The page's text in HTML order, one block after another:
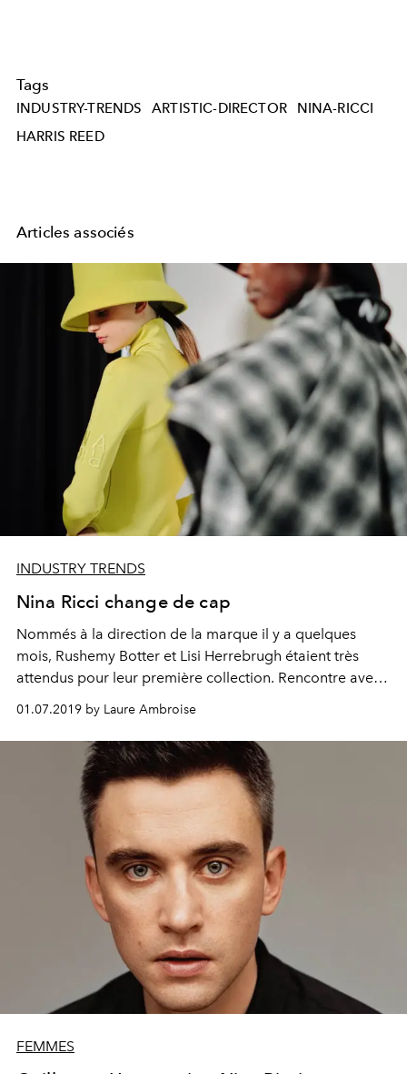
Tags
INDUSTRY-TRENDS ARTISTIC-DIRECTOR
NINA-RICCI
HARRIS REED
Articles associés
INDUSTRY TRENDS
Nina Ricci change de cap
Nommés à la direction de la marque il y a quelques
mois, Rushemy Botter et Lisi Herrebrugh étaient très
attendus pour leur première collection. Rencontre avec
ce couple néerlandais qui a créé l’une des plus belles
surprises de la fashion week parisienne automne-hiver
2019-20.
01.07.2019 by Laure Ambroise
FEMMES